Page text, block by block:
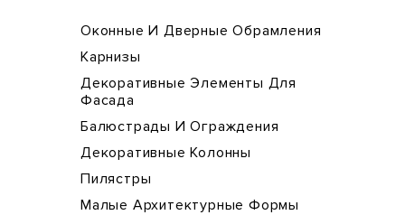
Оконные И Дверные Обрамления
Карнизы
Декоративные Элементы Для
Фасада
Балюстрады И Ограждения
Декоративные Колонны
Пилястры
Малые Архитектурные Формы